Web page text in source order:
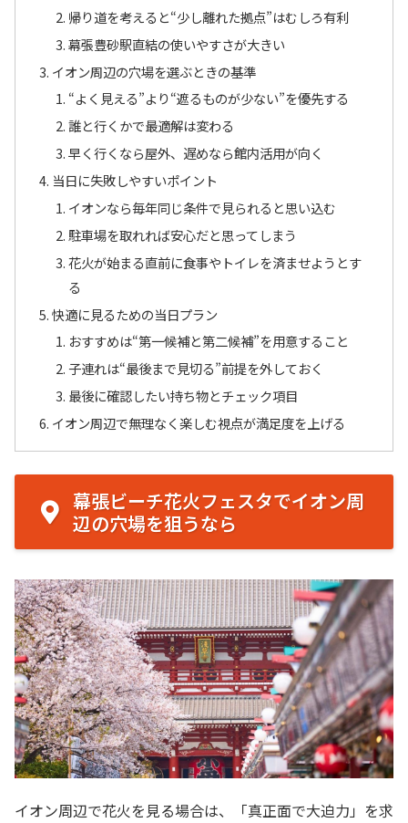
帰り道を考えると“少し離れた拠点”はむしろ有利
幕張豊砂駅直結の使いやすさが大きい
イオン周辺の穴場を選ぶときの基準
“よく見える”より“遮るものが少ない”を優先する
誰と行くかで最適解は変わる
早く行くなら屋外、遅めなら館内活用が向く
当日に失敗しやすいポイント
イオンなら毎年同じ条件で見られると思い込む
駐車場を取れれば安心だと思ってしまう
花火が始まる直前に食事やトイレを済ませようとす
る
快適に見るための当日プラン
おすすめは“第一候補と第二候補”を用意すること
子連れは“最後まで見切る”前提を外しておく
最後に確認したい持ち物とチェック項目
イオン周辺で無理なく楽しむ視点が満足度を上げる
幕張ビーチ花火フェスタでイオン周
辺の穴場を狙うなら
イオン周辺で花火を見る場合は、「真正面で大迫力」を求